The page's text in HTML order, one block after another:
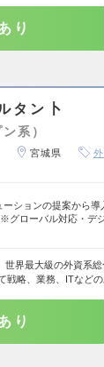
り
タン卜
系）
宮城県
ションの提案から導
グローバル対応・デ
世界最大級の外資系
戦略、業務、ITなど
り